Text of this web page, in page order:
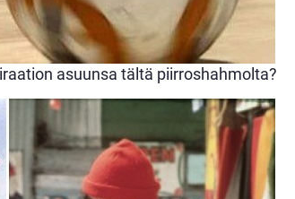
asuunsa tältä piirroshahmolta?